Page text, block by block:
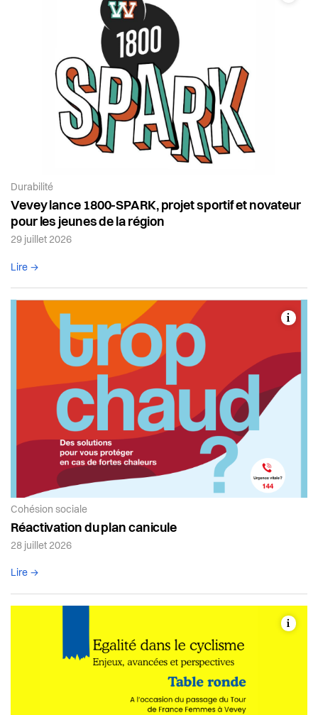
Article de la catégorie:
Durabilité
Vevey lance 1800-SPARK, projet sportif et novateur
pour les jeunes de la région
29 juillet 2026
Lire →
Article de la catégorie:
Cohésion sociale
Réactivation du plan canicule
28 juillet 2026
Lire →